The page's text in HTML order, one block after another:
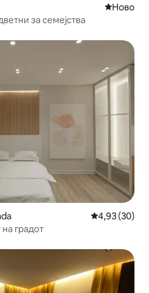
Ново
Ново
за семејства
Просечна
4,93 (30)
градот